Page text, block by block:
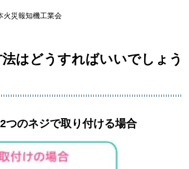
火災報知機工業会
はどうすればいいでしょう
つのネジで取り付ける場合